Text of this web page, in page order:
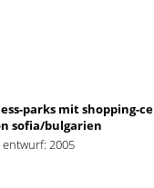
parks mit shopping-
sofia/bulgarien
entwurf: 2005